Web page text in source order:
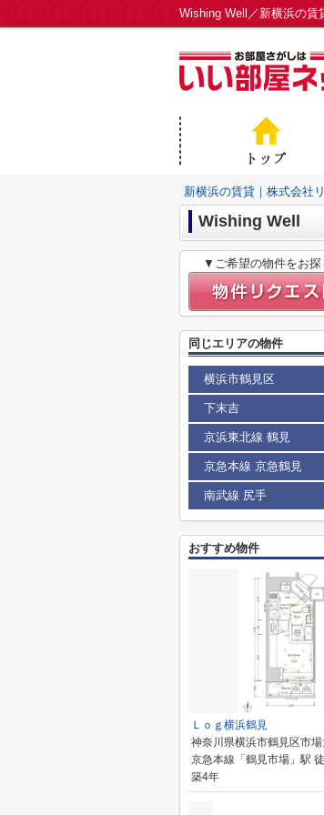
Wishing Well／新横浜の
新横浜の賃貸｜株式会社
Wishing Well
▼ご希望の物件をお探
同じエリアの物件
横浜市鶴見区
下末吉
京浜東北線 鶴見
京急本線 京急鶴見
南武線 尻手
おすすめ物件
Ｌｏｇ横浜鶴見
神奈川県横浜市鶴見区市
京急本線「鶴見市場」駅
築4年